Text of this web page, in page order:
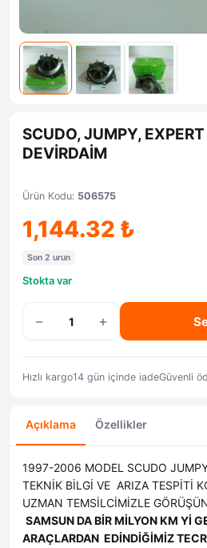
SCUDO, JUMPY,
DEVİRDAİM
Ürün Kodu: 506575
1,144.32 ₺
Son 2 urun
Stokta var
− +
Hızlı kargo14 gün içinde iadeGüvenli
Açıklama Özellikler
1997-2006 MODEL SCUDO
TEKNİK BİLGİ VE ARIZA TESPİTİ
UZMAN TEMSİLCİMİZLE
SAMSUN DA BİR MİLYON KM Yİ
ARAÇLARDAN EDİNDİĞİMİZ